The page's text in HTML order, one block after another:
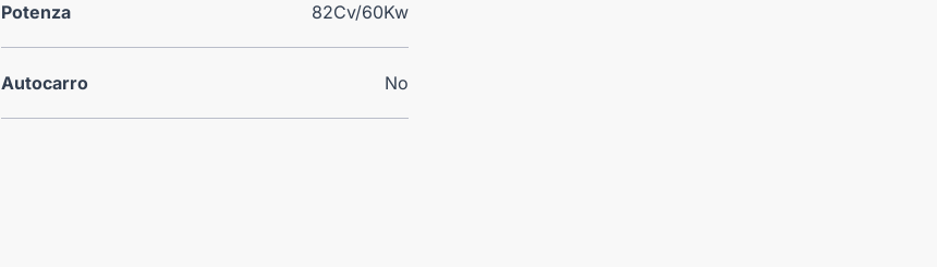
Potenza 82Cv/60Kw
Autocarro No